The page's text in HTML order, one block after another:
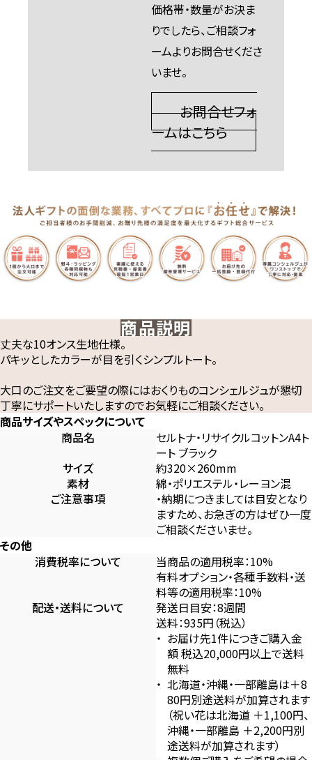
価格帯・数量がお決ま
りでしたら、ご相談フォ
ームよりお問合せくださ
いませ。
お問合せフォ
ームはこちら
商品説明
丈夫な10オンス生地仕様。
パキッとしたカラーが目を引くシンプルトート。
大口のご注文をご要望の際にはおくりものコンシェルジュが懇切
丁寧にサポートいたしますのでお気軽にご相談ください。
商品サイズやスペックについて
商品名
セルトナ・リサイクルコットンA4ト
ート ブラック
サイズ
約320×260mm
素材
綿・ポリエステル・レーヨン混
ご注意事項
・納期につきましては目安となり
ますため、お急ぎの方はぜひ一度
ご相談くださいませ。
その他
消費税率について
当商品の適用税率：10%
有料オプション・各種手数料・送
料等の適用税率：10%
配送・送料について
発送日目安：8週間
送料：935円（税込）
お届け先1件につきご購入金
額 税込20,000円以上で送料
無料
北海道・沖縄・一部離島は＋8
80円別途送料が加算されます
（祝い花は北海道 ＋1,100円、
沖縄・一部離島 ＋2,200円別
途送料が加算されます）